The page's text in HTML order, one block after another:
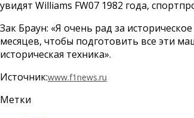
увидят Williams FW07 1982 года,
Зак Браун: «Я очень рад за
месяцев, чтобы подготовить все эти
историческая техника».
Источник:www.f1news.ru
Метки